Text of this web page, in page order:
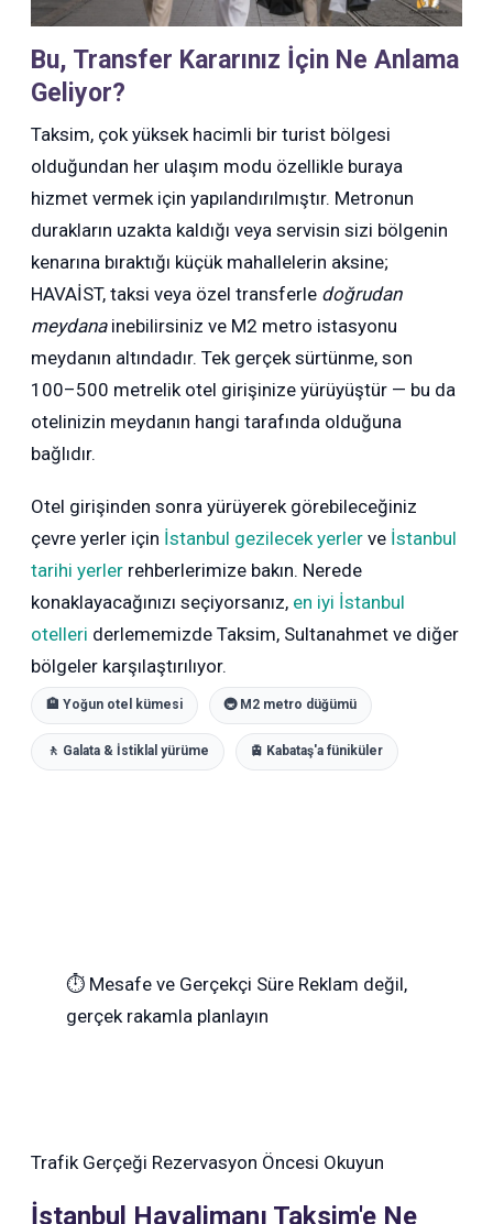
Bu, Transfer Kararınız İçin Ne Anlama
Geliyor?
Taksim, çok yüksek hacimli bir turist bölgesi
olduğundan her ulaşım modu özellikle buraya
hizmet vermek için yapılandırılmıştır. Metronun
durakların uzakta kaldığı veya servisin sizi bölgenin
kenarına bıraktığı küçük mahallelerin aksine;
HAVAİST, taksi veya özel transferle doğrudan
meydanainebilirsiniz ve M2 metro istasyonu
meydanın altındadır. Tek gerçek sürtünme, son
100–500 metrelik otel girişinize yürüyüştür — bu da
otelinizin meydanın hangi tarafında olduğuna
bağlıdır.
Otel girişinden sonra yürüyerek görebileceğiniz
çevre yerler için İstanbul gezilecek yerler ve İstanbul
tarihi yerler rehberlerimize bakın. Nerede
konaklayacağınızı seçiyorsanız, en iyi İstanbul
otelleri derlememizde Taksim, Sultanahmet ve diğer
bölgeler karşılaştırılıyor.
🏨 Yoğun otel kümesi 🚇 M2 metro düğümü
🚶 Galata & İstiklal yürüme 🚊 Kabataş'a füniküler
⏱ Mesafe ve Gerçekçi Süre Reklam değil,
gerçek rakamla planlayın
Trafik Gerçeği Rezervasyon Öncesi Okuyun
İstanbul Havalimanı Taksim'e Ne